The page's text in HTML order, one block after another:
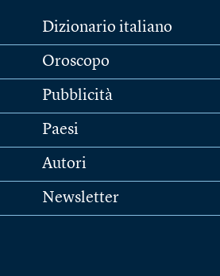
Dizionario italiano
Oroscopo
Pubblicità
Paesi
Autori
Newsletter